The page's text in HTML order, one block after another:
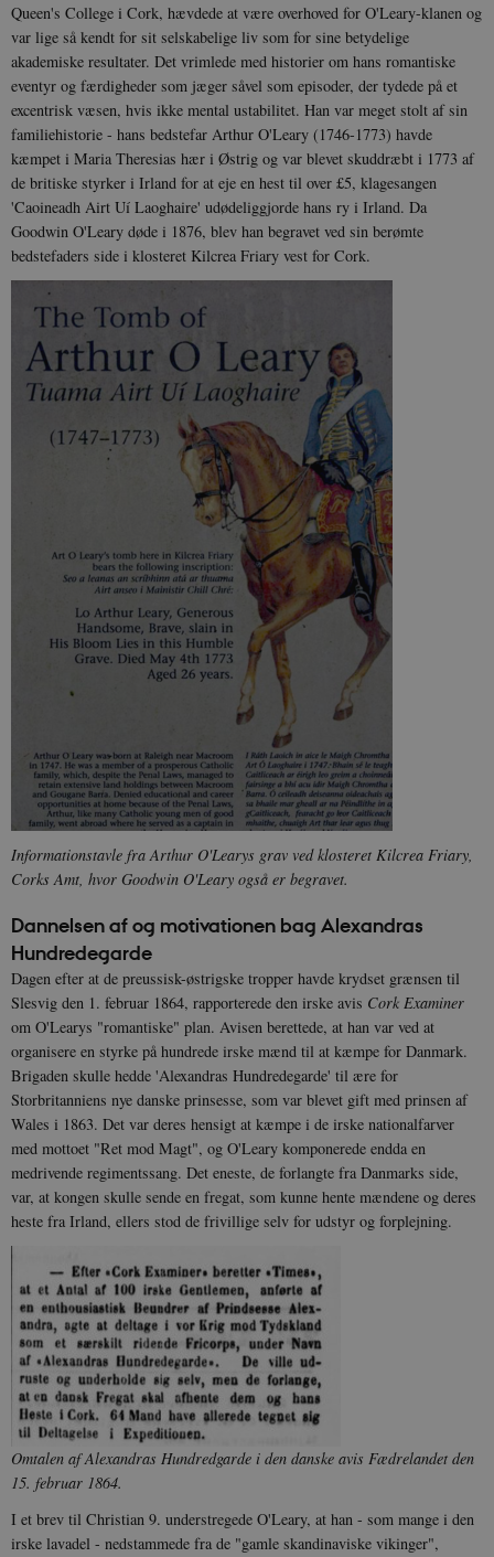
Queen's College i Cork, hævdede at være overhoved for O'Leary-klanen og
var lige så kendt for sit selskabelige liv som for sine betydelige
akademiske resultater. Det vrimlede med historier om hans romantiske
eventyr og færdigheder som jæger såvel som episoder, der tydede på et
excentrisk væsen, hvis ikke mental ustabilitet. Han var meget stolt af sin
familiehistorie - hans bedstefar Arthur O'Leary (1746-1773) havde
kæmpet i Maria Theresias hær i Østrig og var blevet skuddræbt i 1773 af
de britiske styrker i Irland for at eje en hest til over £5, klagesangen
'Caoineadh Airt Uí Laoghaire' udødeliggjorde hans ry i Irland. Da
Goodwin O'Leary døde i 1876, blev han begravet ved sin berømte
bedstefaders side i klosteret Kilcrea Friary vest for Cork.
Informationstavle fra Arthur O'Learys grav ved klosteret Kilcrea Friary,
Corks Amt, hvor Goodwin O'Leary også er begravet.
Dannelsen af og motivationen bag Alexandras
Hundredegarde
Dagen efter at de preussisk-østrigske tropper havde krydset grænsen til
Slesvig den 1. februar 1864, rapporterede den irske avis Cork Examiner
om O'Learys "romantiske" plan. Avisen berettede, at han var ved at
organisere en styrke på hundrede irske mænd til at kæmpe for Danmark.
Brigaden skulle hedde 'Alexandras Hundredegarde' til ære for
Storbritanniens nye danske prinsesse, som var blevet gift med prinsen af
Wales i 1863. Det var deres hensigt at kæmpe i de irske nationalfarver
med mottoet "Ret mod Magt", og O'Leary komponerede endda en
medrivende regimentssang. Det eneste, de forlangte fra Danmarks side,
var, at kongen skulle sende en fregat, som kunne hente mændene og deres
heste fra Irland, ellers stod de frivillige selv for udstyr og forplejning.
Omtalen af Alexandras Hundredgarde i den danske avis Fædrelandet den
15. februar 1864.
I et brev til Christian 9. understregede O'Leary, at han - som mange i den
irske lavadel - nedstammede fra de "gamle skandinaviske vikinger",